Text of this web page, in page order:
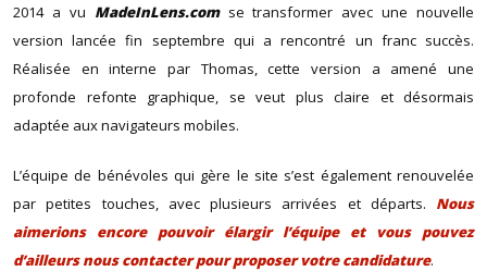
2014 a vu MadeInLens.comse transformer avec une nouvelle
version lancée fin septembre qui a rencontré un franc succès.
Réalisée en interne par Thomas, cette version a amené une
profonde refonte graphique, se veut plus claire et désormais
adaptée aux navigateurs mobiles.
L’équipe de bénévoles qui gère le site s’est également renouvelée
par petites touches, avec plusieurs arrivées et départs. Nous
aimerions encore pouvoir élargir l’équipe et vous pouvez
d’ailleurs nous contacter pour proposer votre candidature.